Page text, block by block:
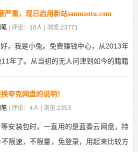
严重，现已启用新站sanmaotu.com
笔 | 评论：10人 | 浏览:23771
，我是小兔。免费赚钱中心，从2013年
年了。从当初的无人问津到如今的籍籍
幸运。它陪伴我成长...
夸克网盘的说明！
笔 | 评论：4人 | 浏览:2353
安装包时，一直用的是蓝奏云网盘，持
限速，不限量，免登录，用起来比较方